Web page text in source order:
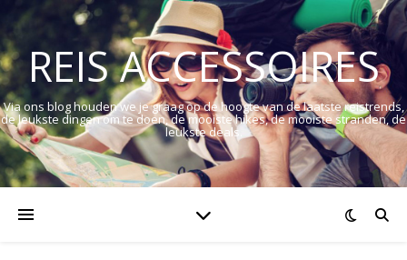
REIS ACCESSOIRES
Via ons blog houden we je graag op de hoogte van de laatste reistrends,
de leukste dingen om te doen, de mooiste hikes, de mooiste stranden, de
leukste deals.